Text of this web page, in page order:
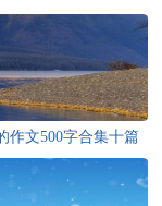
作文500字合集十篇